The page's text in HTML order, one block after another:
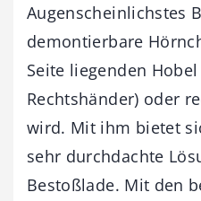
Augenscheinlichstes
demontierbare
Seite liegenden
Rechtshänder) oder
wird. Mit ihm bietet
sehr durchdachte
Bestoßlade. Mit den